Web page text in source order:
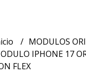
MODULOS
IPHONE 17
FLEX